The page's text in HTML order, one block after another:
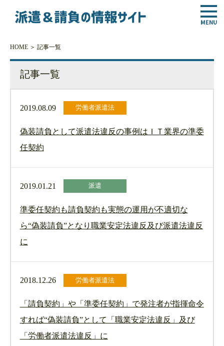
HOME＞ 記事一覧
記事一覧
2019.08.09 労働者派遣法
偽装請負として派遣法違反の事例はＩＴ業界の準委
任契約
2019.01.21 派遣
準委任契約も請負契約も実態の運用が不適切な
ら“偽装請負”となり職業安定法違反及び派遣法違反
に
2018.12.26 労働者派遣法
「請負契約」や「準委任契約」で発注者が指揮命令
すれば“偽装請負”として「職業安定法違反」及び
「労働者派遣法違反」に